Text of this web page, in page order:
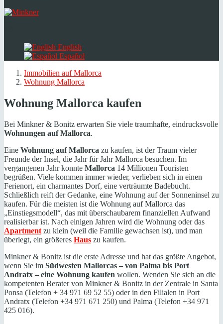
English
Español
Immobilien auf Mallorca
Wohnung Mallorca
Wohnung Mallorca kaufen
Bei Minkner & Bonitz erwarten Sie viele traumhafte, eindrucksvolle
Wohnungen auf Mallorca.
Eine Wohnung auf Mallorca zu kaufen, ist der Traum vieler
Freunde der Insel, die Jahr für Jahr Mallorca besuchen. Im
vergangenen Jahr konnte Mallorca 14 Millionen Touristen
begrüßen. Viele kommen immer wieder, verlieben sich in einen
Ferienort, ein charmantes Dorf, eine verträumte Badebucht.
Schließlich reift der Gedanke, eine Wohnung auf der Sonneninsel zu
kaufen. Für die meisten ist die Wohnung auf Mallorca das
„Einstiegsmodell“, das mit überschaubarem finanziellen Aufwand
realisierbar ist. Nach einigen Jahren wird die Wohnung oder das
Apartment zu klein (weil die Familie gewachsen ist), und man
überlegt, ein größeres Haus zu kaufen.
Minkner & Bonitz ist die erste Adresse und hat das größte Angebot,
wenn Sie im Südwesten Mallorcas – von Palma bis Port
Andratx – eine Wohnung kaufen wollen. Wenden Sie sich an die
kompetenten Berater von Minkner & Bonitz in der Zentrale in Santa
Ponsa (Telefon + 34 971 69 52 55) oder in den Filialen in Port
Andratx (Telefon +34 971 671 250) und Palma (Telefon +34 971
425 016).